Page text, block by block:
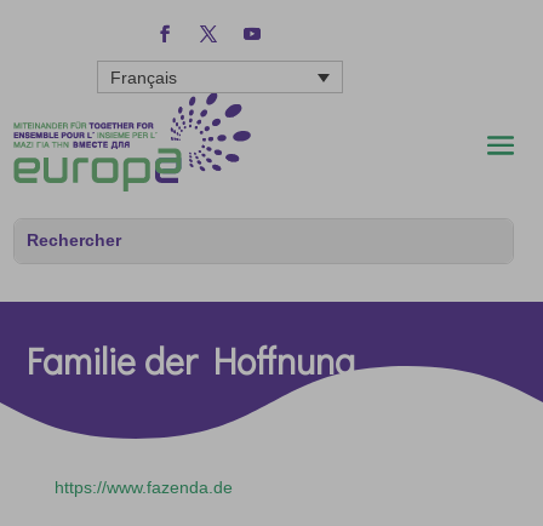
Français
Familie der Hoffnung
https://www.fazenda.de